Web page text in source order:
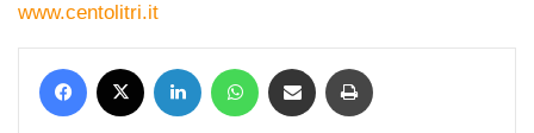
www.centolitri.it
Facebook LinkedIn WhatsApp Condividi via mail